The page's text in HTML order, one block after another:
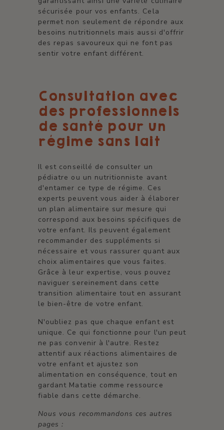
sécurisée pour vos enfants. Cela
permet non seulement de répondre aux
besoins nutritionnels mais aussi d'offrir
des repas savoureux qui ne font pas
sentir votre enfant différent.
Consultation avec
des professionnels
de santé pour un
régime sans lait
Il est conseillé de consulter un
pédiatre ou un nutritionniste avant
d'entamer ce type de régime. Ces
experts peuvent vous aider à élaborer
un plan alimentaire sur mesure qui
correspond aux besoins spécifiques de
votre enfant. Ils peuvent également
recommander des suppléments si
nécessaire et vous rassurer quant aux
choix alimentaires que vous faites.
Grâce à leur expertise, vous pouvez
naviguer sereinement dans cette
transition alimentaire tout en assurant
le bien-être de votre enfant.
N'oubliez pas que chaque enfant est
unique. Ce qui fonctionne pour l'un peut
ne pas convenir à l'autre. Restez
attentif aux réactions alimentaires de
votre enfant et ajustez son
alimentation en conséquence, tout en
gardant Matatie comme ressource
fiable dans cette démarche.
Nous vous recommandons ces autres
pages :